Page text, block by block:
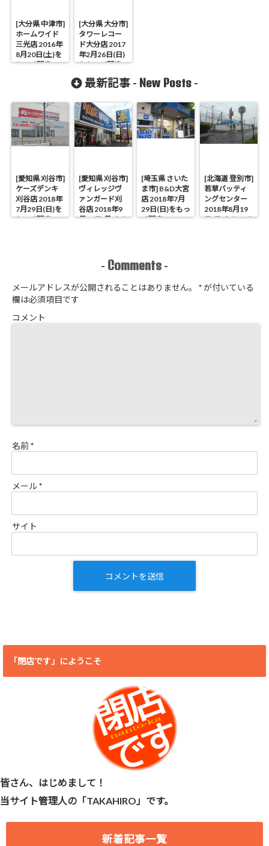
[大分県 中津市]
ホームワイド
三光店 2016年
8月20日(土)を
もって閉店
[大分県 大分市]
タワーレコー
ド大分店 2017
年2月26日(日)
をもって閉店
最新記事 - New Posts -
[愛知県 刈谷市]
ケーズデンキ
刈谷店 2018年
7月29日(日)を
もって閉店
[愛知県 刈谷市]
ヴィレッジヴ
ァンガード刈
谷店 2018年9
月17日(月)をも
[埼玉県 さいた
ま市] B&D大宮
店 2018年7月
29日(日)をもっ
て閉店
[北海道 登別市]
若草バッティ
ングセンター
2018年8月19
日(日)をもって
- Comments -
メールアドレスが公開されることはありません。 *が付いている
欄は必須項目です
コメント
名前*
メール*
サイト
「閉店です」にようこそ
皆さん、はじめまして！
当サイト管理人の「TAKAHIRO」です。
新着記事一覧